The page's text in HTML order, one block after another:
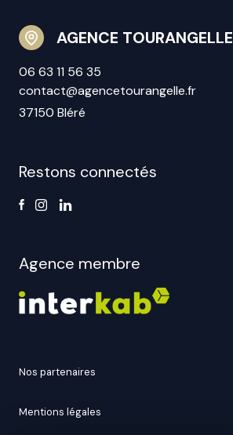
AGENCE TOURANGELLE
06 63 11 56 35
contact@agencetourangelle.fr
37150 Bléré
Restons connectés
Agence membre
nos partenaires
mentions légales